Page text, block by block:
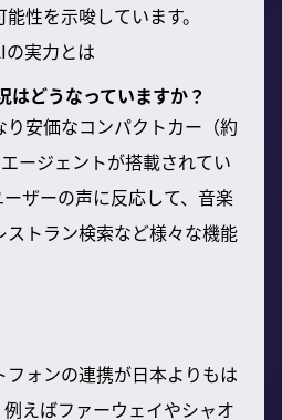
性を示唆しています。
実力とは
はどうなっていますか？
安価なコンパクトカー（約
ージェントが搭載されてい
ザーの声に反応して、音楽
トラン検索など様々な機能
ォンの連携が日本よりもは
えばファーウェイやシャオ